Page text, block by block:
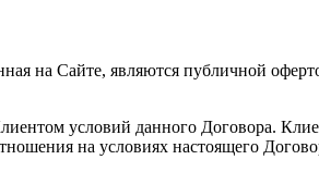
на Сайте, являются публичной
условий данного Договора.
на условиях настоящего